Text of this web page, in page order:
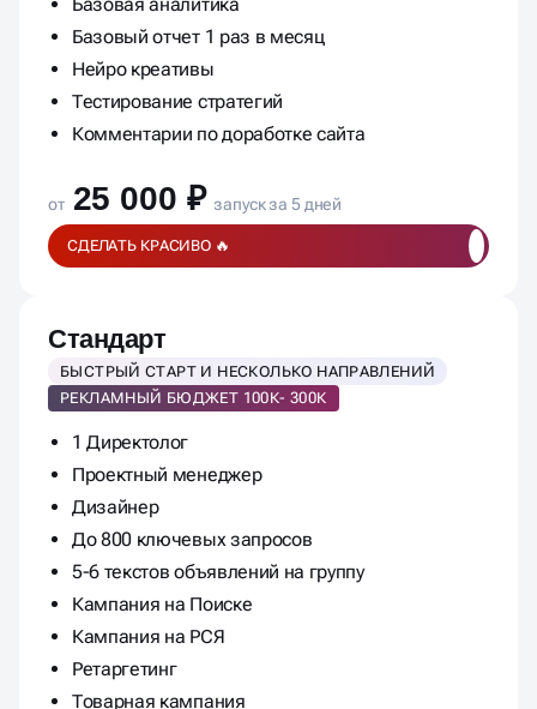
Нейро креативы
Тестирование стратегий
Комментарии по доработке сайта
СДЕЛАТЬ КРАСИВО 🔥
БЫСТРЫЙ СТАРТ И НЕСКОЛЬКО НАПРАВЛЕНИЙ
РЕКЛАМНЫЙ БЮДЖЕТ 100К- 300К
1 Директолог
Проектный менеджер
Дизайнер
До 800 ключевых запросов
5-6 текстов объявлений на группу
Кампания на Поиске
Кампания на РСЯ
Ретаргетинг
Товарная кампания
Базовая аналитика